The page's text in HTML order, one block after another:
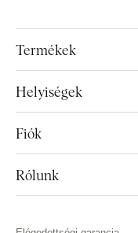
Termékek
Helyiségek
Fiók
Rólunk